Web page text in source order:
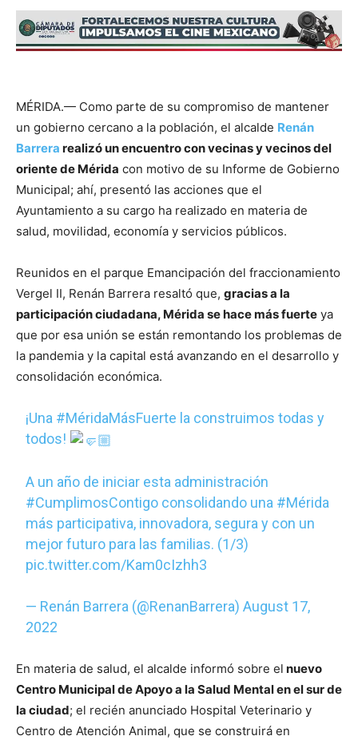
MÉRIDA.— Como parte de su compromiso de mantener
un gobierno cercano a la población, el alcalde Renán
Barrera realizó un encuentro con vecinas y vecinos del
oriente de Mérida con motivo de su Informe de Gobierno
Municipal; ahí, presentó las acciones que el
Ayuntamiento a su cargo ha realizado en materia de
salud, movilidad, economía y servicios públicos.
Reunidos en el parque Emancipación del fraccionamiento
Vergel II, Renán Barrera resaltó que, gracias a la
participación ciudadana, Mérida se hace más fuerte ya
que por esa unión se están remontando los problemas de
la pandemia y la capital está avanzando en el desarrollo y
consolidación económica.
¡Una #MéridaMásFuerte la construimos todas y
todos!
A un año de iniciar esta administración
#CumplimosContigo consolidando una #Mérida
más participativa, innovadora, segura y con un
mejor futuro para las familias. (1/3)
pic.twitter.com/Kam0cIzhh3
— Renán Barrera (@RenanBarrera)August 17,
2022
En materia de salud, el alcalde informó sobre el nuevo
Centro Municipal de Apoyo a la Salud Mental en el sur de
la ciudad; el recién anunciado Hospital Veterinario y
Centro de Atención Animal, que se construirá en